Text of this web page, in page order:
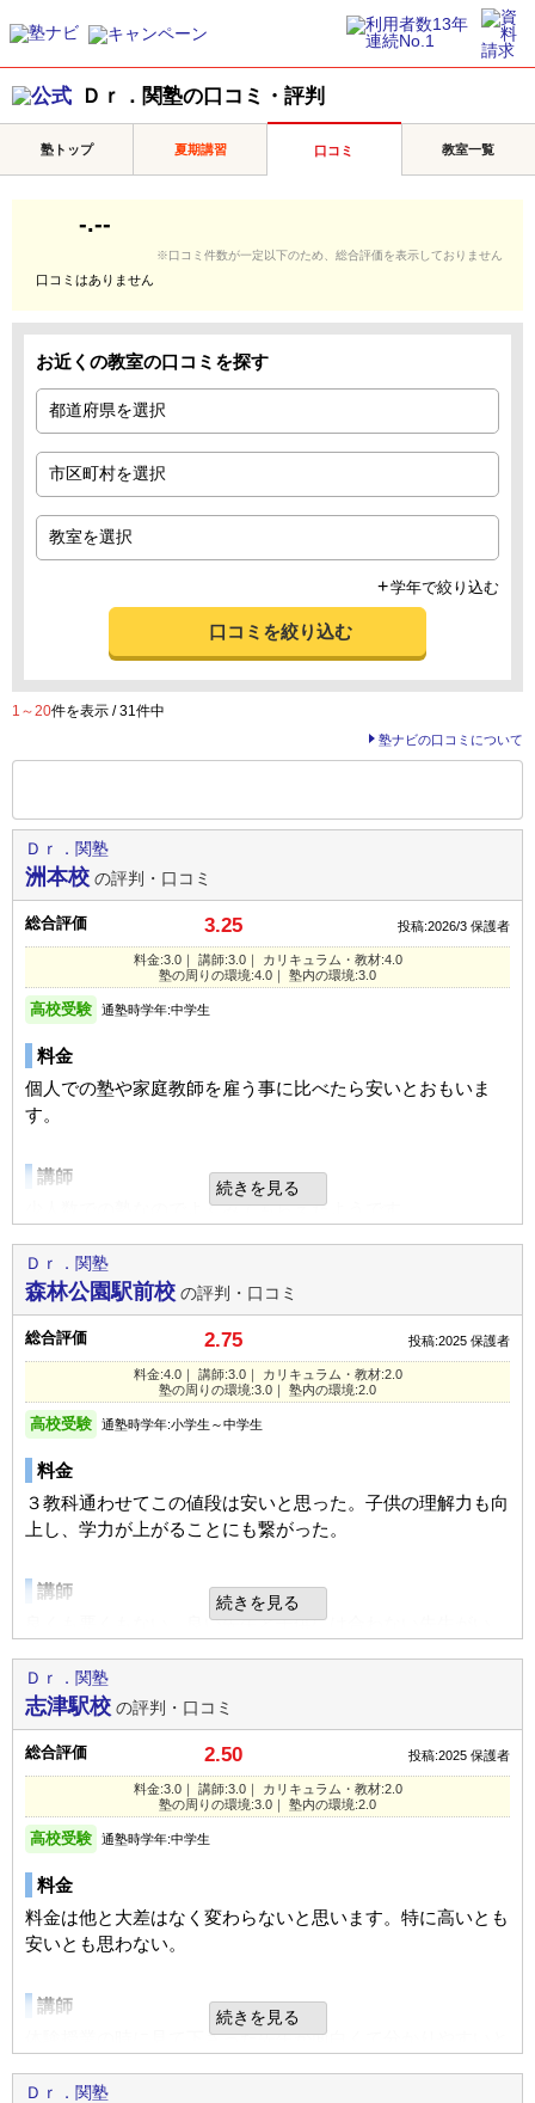
Ｄｒ．関塾の口コミ・評判
塾トップ 夏期講習 口コミ 教室一覧
-.--
口コミはありません
※口コミ件数が一定以下のため、総合評価を表示しておりません
お近くの教室の口コミを探す
学年で絞り込む
口コミを絞り込む
1～20件を表示 / 31件中
塾ナビの口コミについて
Ｄｒ．関塾
洲本校 の評判・口コミ
総合評価 3.25 投稿:2026/3 保護者
料金:3.0｜ 講師:3.0｜ カリキュラム・教材:4.0
塾の周りの環境:4.0｜ 塾内の環境:3.0
高校受験 通塾時学年:中学生
料金
個人での塾や家庭教師を雇う事に比べたら安いとおもいま
す。
講師
少人数での塾なのでよくみてもらえたようです。
もいます。
たと思います。
季節講習もあった為、通わせててました。
塾の周りの環境
家から自転車で5分ぐらいにあった為ちかかったので良かっ
たと思います。
ですがエアコンもきちんと効いており快適だったときいてお
ります。
入塾理由
友人がかよっており本人も通いやすく、本人自身が決めたた
め。
少人数での塾だった為。
定期テスト
テスト対策はあまり本人から聞くことがなかったのですが、
てました。
続きを見る
Ｄｒ．関塾
森林公園駅前校 の評判・口コミ
総合評価 2.75 投稿:2025 保護者
料金:4.0｜ 講師:3.0｜ カリキュラム・教材:2.0
塾の周りの環境:3.0｜ 塾内の環境:2.0
高校受験 通塾時学年:小学生～中学生
料金
３教科通わせてこの値段は安いと思った。子供の理解力も向
上し、学力が上がることにも繋がった。
講師
良くも悪くもない。良い先生と子供には合わない先生がい
んでいけてないかった。
た。生徒内の対応の仕方が違うようで、子供はよかった
が、、他の生徒は私の子供よりも対応が冷たかったらしい。
塾の周りの環境
よくもわるくもない。極普通って感じ。文句は特にないで
す。強いて言うなら外からの音がうるさく、授業の話が聞け
行ってきたことがあった
続きを見る
Ｄｒ．関塾
志津駅校 の評判・口コミ
総合評価 2.50 投稿:2025 保護者
料金:3.0｜ 講師:3.0｜ カリキュラム・教材:2.0
塾の周りの環境:3.0｜ 塾内の環境:2.0
高校受験 通塾時学年:中学生
料金
料金は他と大差はなく変わらないと思います。特に高いとも
安いとも思わない。
講師
体験授業の時に見て下さった先生が面白くて分かりやすいと
続きを見る
Ｄｒ．関塾